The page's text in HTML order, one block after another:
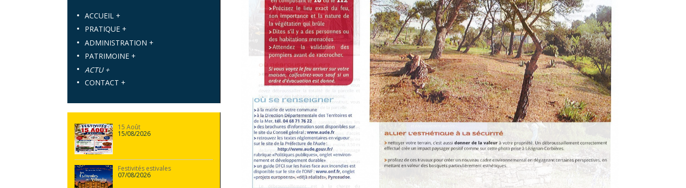
ACCUEIL +
PRATIQUE +
ADMINISTRATION +
PATRIMOINE +
ACTU +
CONTACT +
15 Août
15/08/2026
Festivités estivales
07/08/2026